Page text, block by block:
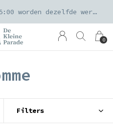
0
Orders geplaatst voor 15:00 worden dezelfde werkdag verzonden
Filters